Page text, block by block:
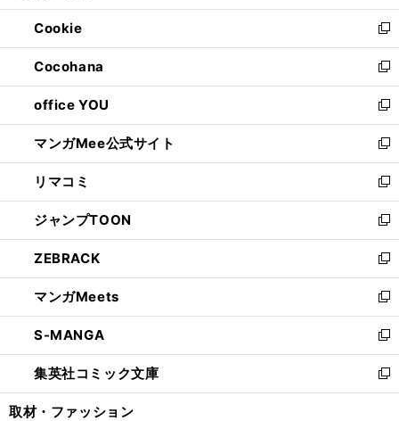
開
く
ウ
で
開
く
ン
ド
ウ
で
開
く
ウ
ィ
ン
ド
ウ
で
開
く
Cookie
新
し
い
ウ
ィ
ン
ド
ウ
で
開
く
Cocohana
新
し
い
ウ
ィ
ン
ド
ウ
で
開
く
office YOU
新
し
い
ウ
ィ
ン
ド
ウ
で
開
く
マンガMee公式サイト
新
し
い
ウ
ィ
ン
ド
ウ
で
開
く
リマコミ
新
し
い
ウ
ィ
ン
ド
ウ
で
開
く
ジャンプTOON
新
し
い
ウ
ィ
ン
ド
ウ
で
開
ZEBRACK
新
し
い
ウ
ィ
ン
ド
ウ
マンガMeets
新
し
い
ウ
ィ
ン
S-MANGA
新
し
い
ウ
集英社コミック文庫
新
し
取材・ファッション